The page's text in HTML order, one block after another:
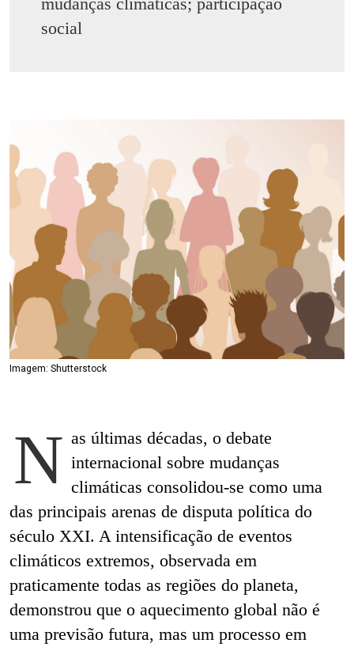
social
Imagem: Shutterstock
N as últimas décadas, o debate
internacional sobre mudanças
climáticas consolidou-se como uma
das principais arenas de disputa política do
século XXI. A intensificação de eventos
climáticos extremos, observada em
praticamente todas as regiões do planeta,
demonstrou que o aquecimento global não é
uma previsão futura, mas um processo em